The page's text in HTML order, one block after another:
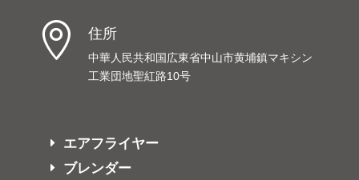
 住所
中華人民共和国広東省中山市黄埔鎮マキシン
工業団地聖紅路10号
エアフライヤー
ブレンダー